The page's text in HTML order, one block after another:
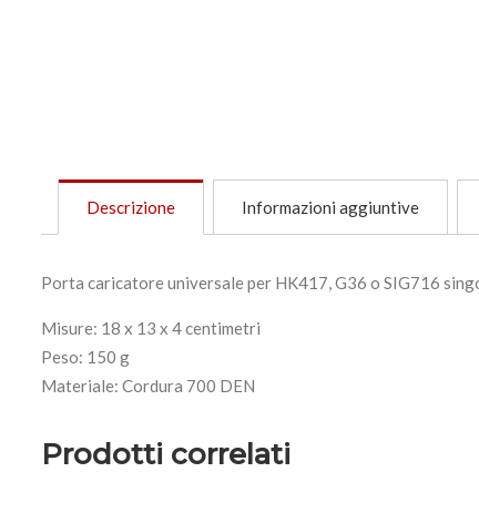
Descrizione Informazioni aggiuntive
Porta caricatore universale per HK417, G36 o SIG716
Misure: 18 x 13 x 4 centimetri
Peso: 150 g
Materiale: Cordura 700 DEN
Prodotti correlati